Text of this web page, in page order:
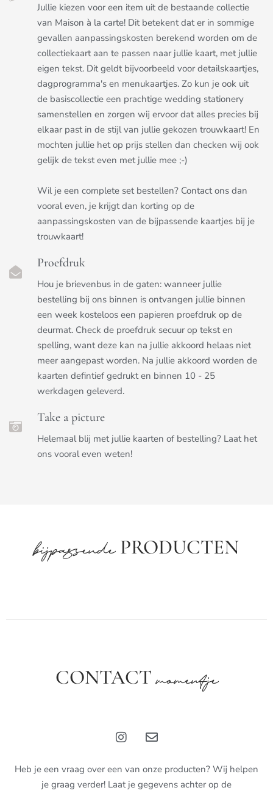
Jullie kiezen voor een item uit de bestaande collectie
van Maison à la carte! Dit betekent dat er in sommige
gevallen aanpassingskosten berekend worden om de
collectiekaart aan te passen naar jullie kaart, met jullie
eigen tekst. Dit geldt bijvoorbeeld voor detailskaartjes,
dagprogramma's en menukaartjes. Zo kun je ook uit
de basiscollectie een prachtige wedding stationery
samenstellen en zorgen wij ervoor dat alles precies bij
elkaar past in de stijl van jullie gekozen trouwkaart! En
mochten jullie het op prijs stellen dan checken wij ook
gelijk de tekst even met jullie mee ;-)
Wil je een complete set bestellen? Contact ons dan
vooral even, je krijgt dan korting op de
aanpassingskosten van de bijpassende kaartjes bij je
trouwkaart!
Proefdruk
Hou je brievenbus in de gaten: wanneer jullie
bestelling bij ons binnen is ontvangen jullie binnen
een week kosteloos een papieren proefdruk op de
deurmat. Check de proefdruk secuur op tekst en
spelling, want deze kan na jullie akkoord helaas niet
meer aangepast worden. Na jullie akkoord worden de
kaarten defintief gedrukt en binnen 10 - 25
werkdagen geleverd.
Take a picture
Helemaal blij met jullie kaarten of bestelling? Laat het
ons vooral even weten!
bijpassendePRODUCTEN
CONTACTmomentje
Heb je een vraag over een van onze producten? Wij helpen
je graag verder! Laat je gegevens achter op de